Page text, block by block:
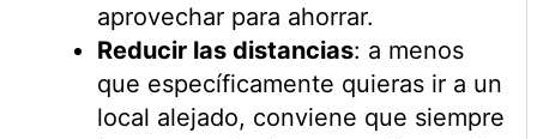
aprovechar para ahorrar.
Reducir las distancias: a menos
que específicamente quieras ir a un
local alejado, conviene que siempre